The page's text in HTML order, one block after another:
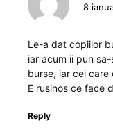
8
Le-a dat copiilor
iar acum ii pun
burse, iar cei care
E rusinos ce face
Reply